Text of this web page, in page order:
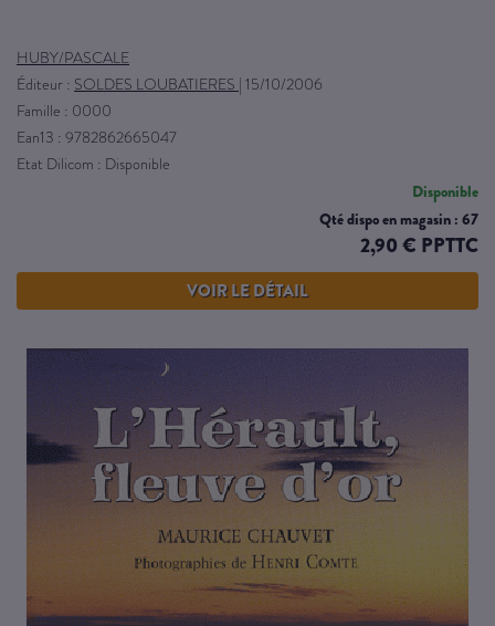
HUBY/PASCALE
Éditeur : SOLDES LOUBATIERES 15/10/2006
Famille : 0000
Ean13 : 9782862665047
Etat Dilicom : Disponible
Disponible
Qté dispo en magasin : 67
2,90 € PPTTC
VOIR LE DÉTAIL